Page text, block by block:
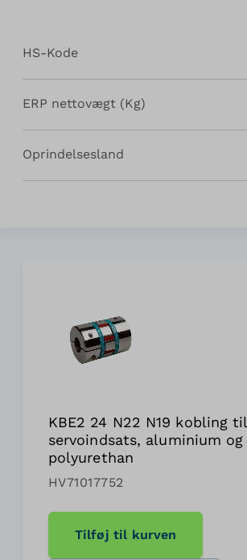
HS-Kode
ERP nettovægt (Kg)
Oprindelsesland
KBE2 24 N22 N19 kobling til
servoindsats, aluminium og
polyurethan
HV71017752
Tilføj til kurven